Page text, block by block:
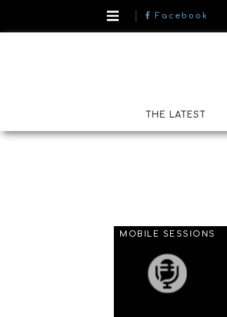
Facebook
THE LATEST
MOBILE SESSIONS